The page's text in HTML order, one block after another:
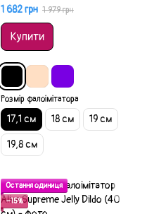
1 682 грн 1 979 грн
Купити
Розмір фалоімітатора
17,1 см 18 см 19 см
19,8 см
Остання одиниця
−15%